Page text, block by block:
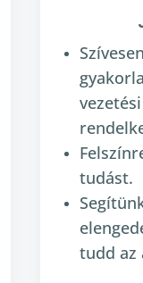
tudást.
tudd az